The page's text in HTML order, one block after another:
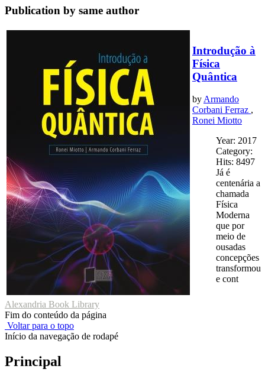
Publication by same author
Introdução à
Física
Quântica
byArmando
Corbani Ferraz ,
Ronei Miotto
Year: 2017
Category:
Hits: 8497
Já é
centenária a
chamada
Física
Moderna
que por
meio de
ousadas
concepções
transformou
e cont
Alexandria Book Library
Fim do conteúdo da página
Voltar para o topo
Início da navegação de rodapé
Principal